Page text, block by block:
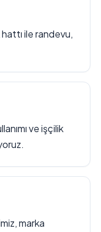
ile randevu,
ve işçilik
marka